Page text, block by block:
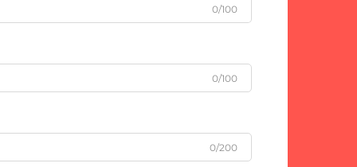
0/100
0/100
0/200